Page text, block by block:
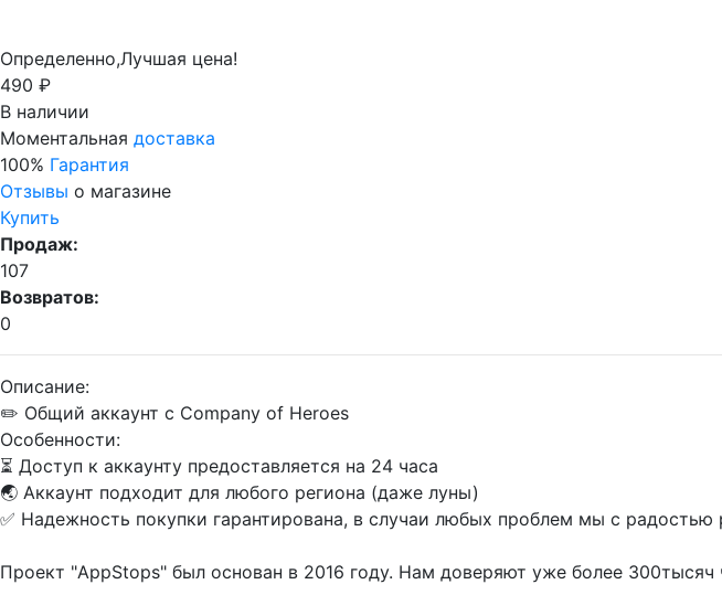
Определенно,Лучшая цена!
490 ₽
В наличии
Моментальная доставка
100% Гарантия
Отзывы о магазине
Купить
Продаж:
107
Возвратов:
0
Описание:
✏️ Общий аккаунт с Company of Heroes
Особенности:
⏳ Доступ к аккаунту предоставляется на 24 часа
🌏 Аккаунт подходит для любого региона (даже луны)
✅ Надежность покупки гарантирована, в случаи любых проблем мы с
Проект "AppStops" был основан в 2016 году. Нам доверяют уже более 300тысяч